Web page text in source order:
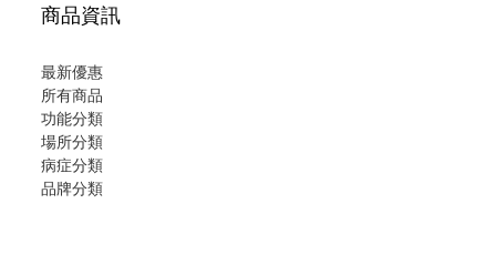
商品資訊
最新優惠
所有商品
功能分類
場所分類
病症分類
品牌分類